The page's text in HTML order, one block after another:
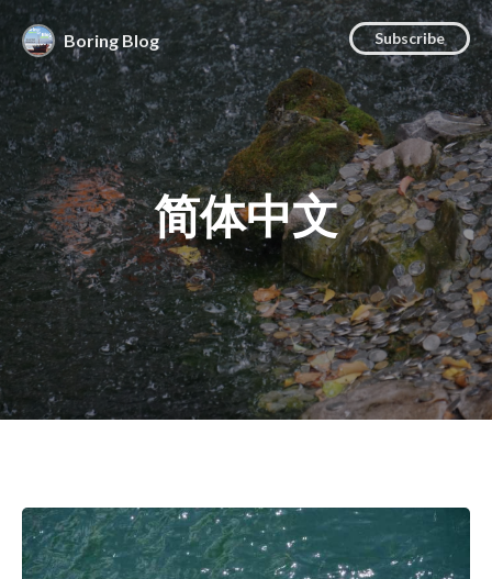
Boring Blog Subscribe
简体中文